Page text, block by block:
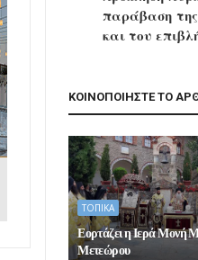
παράβαση της
και του
ΚΟΙΝΟΠΟΙΗΣΤΕ ΤΟ
ΤΟΠΙΚΑ
Εορτάζει η Ιερά Μονή
Μετεώρου